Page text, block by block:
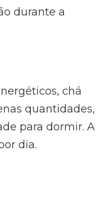
durante a
chá
quantidades,
para dormir. A
dia.